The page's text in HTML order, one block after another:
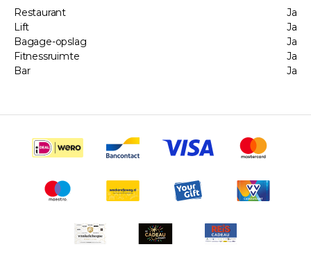
Restaurant
Ja
Lift
Ja
Bagage-opslag
Ja
Fitnessruimte
Ja
Bar
Ja